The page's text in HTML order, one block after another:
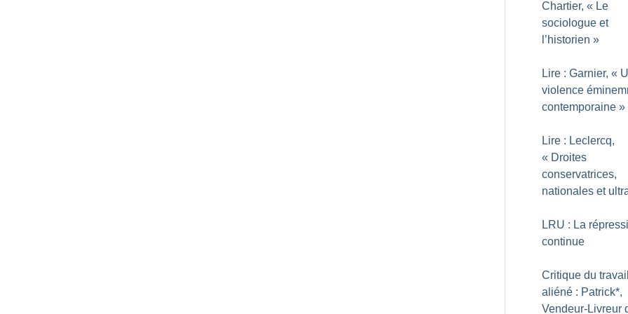
Chartier, « Le
sociologue et
l’historien »
Lire : Garnier, «
violence
contemporaine »
Lire : Leclercq,
« Droites
conservatrices,
nationales et
LRU : La
continue
Critique du travail
aliéné : Patrick*,
Vendeur-Livreur